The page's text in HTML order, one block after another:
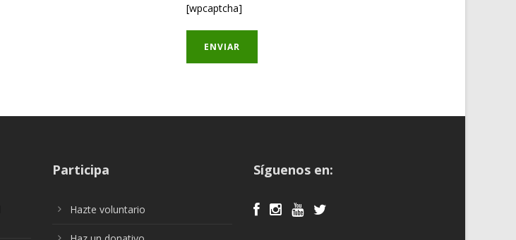
[wpcaptcha]
Participa
Hazte voluntario
Síguenos en: